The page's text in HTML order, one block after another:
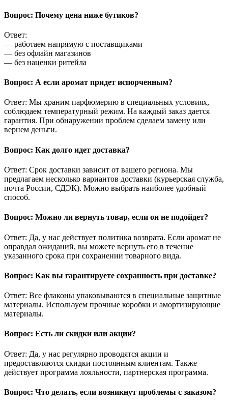
Вопрос: Почему цена ниже бутиков?
Ответ:
— работаем напрямую с поставщиками
— без офлайн магазинов
— без наценки ритейла
Вопрос: А если аромат придет испорченным?
Ответ: Мы храним парфюмерию в специальных условиях,
соблюдаем температурный режим. На каждый заказ дается
гарантия. При обнаружении проблем сделаем замену или
вернем деньги.
Вопрос: Как долго идет доставка?
Ответ: Срок доставки зависит от вашего региона. Мы
предлагаем несколько вариантов доставки (курьерская служба,
почта России, СДЭК). Можно выбрать наиболее удобный
способ.
Вопрос: Можно ли вернуть товар, если он не подойдет?
Ответ: Да, у нас действует политика возврата. Если аромат не
оправдал ожиданий, вы можете вернуть его в течение
указанного срока при сохранении товарного вида.
Вопрос: Как вы гарантируете сохранность при доставке?
Ответ: Все флаконы упаковываются в специальные защитные
материалы. Используем прочные коробки и амортизирующие
материалы.
Вопрос: Есть ли скидки или акции?
Ответ: Да, у нас регулярно проводятся акции и
предоставляются скидки постоянным клиентам. Также
действует программа лояльности, партнерская программа.
Вопрос: Что делать, если возникнут проблемы с заказом?